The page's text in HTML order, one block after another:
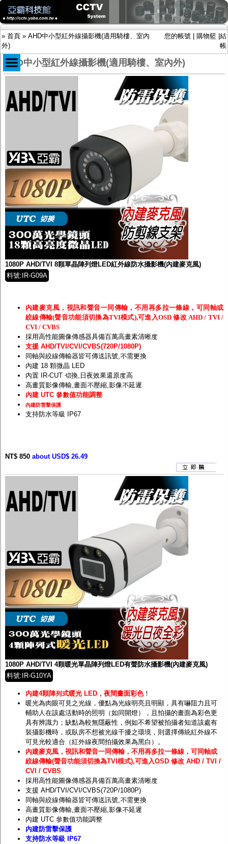
» 首頁 » AHD中小型紅外線攝影機(適用騎樓、室內
外)
您的帳號 購物籃 結
帳
限時促銷特惠專案
IP網路攝影機及錄放影機
AHD中小型紅外線攝影機(適用騎樓、室內外)
AHD防護罩型攝影機(適用屋外，紅外線照射
距離遠）
AHD特殊功能型攝影機
旋轉型攝影機.旋轉台
傳統高解析攝影機
鏡頭
投光設備
防護罩及支架
多路攝影機單軸傳輸
監聽器.麥克風
網路設備
視訊轉換設備
雙絞線傳輸器
雜訊改善器
分配放大器
懶人線.同軸線.花線
線頭.插座.延長線.HDMI線
集線盒.防水盒.配線盒
變壓器.避雷器
轉接頭
偽裝嚇阻假監視器. 警示防盜貼紙
行車紀錄器.車用插座配件
電腦工業機殼
客訂商品
AHD中小型紅外線攝影機(適用騎樓、室內外)
1080P AHD/TVI 8顆單晶陣列燈LED紅外線防水攝影機(內建麥克風)
料號:IR-G09A
內建麥克風，視訊和聲音一同傳輸，不用再多拉一條線，可同軸或
絞線傳輸(聲音功能須切換為TVI模式),可進入OSD 修改 AHD / TVI /
CVI / CVBS
採用高性能圖像傳感器具備百萬高畫素清晰度
支援 AHD/TVI/CVI/CVBS(720P/1080P)
同軸與絞線傳輸器皆可傳送訊號,不需更換
內建 18 顆微晶 LED
內置 IR-CUT 切換,日夜效果還原度高
高畫質影像傳輸,畫面不壓縮,影像不延遲
內建 UTC 參數值功能調整
內建防雷擊保護
支持防水等級 IP67
NT$ 850 about USD$ 26.49
1080P AHD/TVI 4顆暖光單晶陣列燈LED有聲防水攝影機(內建麥克風)
料號:IR-G10YA
內建4顆陣列式暖光 LED，夜間畫面彩色！
暖光為肉眼可見之光線， 優點為光線明亮且明顯，具有嚇阻力且可
輔助人在該處活動時的照明（如同開燈），且拍攝的畫面為彩色更
具有辨識力；缺點為較無隱蔽性，例如不希望被拍攝者知道該處有
裝攝影機時，或臥房不想被光線干擾之環境，則選擇傳統紅外線不
可見光較適合（紅外線夜間拍攝效果為黑白）。
內建麥克風，視訊和聲音一同傳輸，不用再多拉一條線，可同軸或
絞線傳輸(聲音功能須切換為TVI模式),可進入OSD 修改 AHD / TVI /
CVI / CVBS
採用高性能圖像傳感器具備百萬高畫素清晰度
支援 AHD/TVI/CVI/CVBS(720P/1080P)
同軸與絞線傳輸器皆可傳送訊號,不需更換
高畫質影像傳輸,畫面不壓縮,影像不延遲
內建 UTC 參數值功能調整
內建防雷擊保護
支持防水等級 IP67